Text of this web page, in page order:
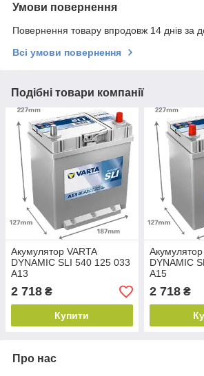
Умови повернення
Повернення товару впродовж 14 днів за
Всі умови повернення
Подібні товари компанії
Акумулятор VARTA
DYNAMIC SLI 540 125 033
A13
2 718 ₴
Купити
Акумулятор
DYNAMIC
A15
2 718₴
Про нас